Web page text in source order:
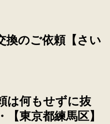
換のご依頼【さい
は何もせずに抜
東京都練馬区】